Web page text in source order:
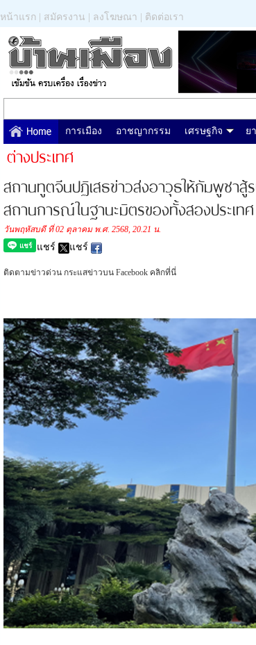
หน้าแรก สมัครงาน ลงโฆษณา ติดต่อเรา
การเมือง อาชญากรรม เศรษฐกิจ ย
ต่างประเทศ
สถานทูตจีนปฏิเสธข่าวส่งอาวุธให้กัมพูชา
สถานการณ์ในฐานะมิตรของทั้งสองประเทศ
วันพฤหัสบดี ที่ 02 ตุลาคม พ.ศ. 2568, 20.21 น.
แชร์ แชร์
ติดตามข่าวด่วน กระแสข่าวบน Facebook คลิกที่นี่